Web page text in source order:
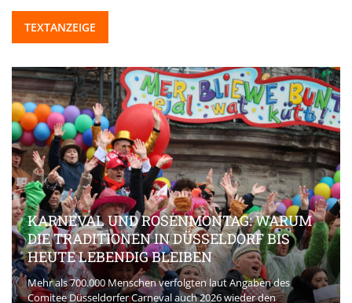
TEXTANZEIGE
KARNEVAL UND ROSENMONTAG: WARUM
DIE TRADITIONEN IN DÜSSELDORF BIS
HEUTE LEBENDIG BLEIBEN
Mehr als 700.000 Menschen verfolgten laut Angaben des
Comitee Düsseldorfer Carneval auch 2026 wieder den